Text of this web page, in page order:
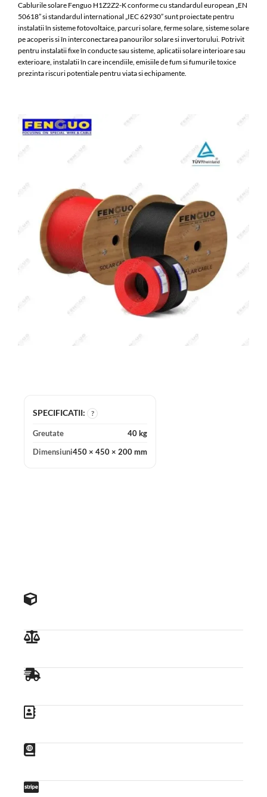
Cablurile solare Fenguo H1Z2Z2-K conforme cu standardul european „EN
50618” si standardul international „IEC 62930” sunt proiectate pentru
instalatii în sisteme fotovoltaice, parcuri solare, ferme solare, sisteme solare
pe acoperis si în interconectarea panourilor solare si invertorului. Potrivit
pentru instalatii fixe în conducte sau sisteme, aplicatii solare interioare sau
exterioare, instalatii în care incendiile, emisiile de fum si fumurile toxice
prezinta riscuri potentiale pentru viata si echipamente.
SPECIFICATII: ?
Greutate
40 kg
Dimensiuni450 × 450 × 200 mm